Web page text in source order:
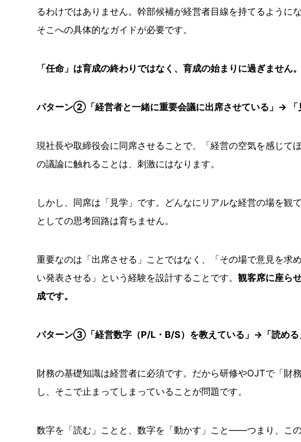
るわけではありません。幹部候補が経営者目線を持てるように
そこへの具体的なガイドが必要です。
「任命」は育成の終わりではなく、育成の始まりに過ぎません。
パターン②「経営者と一緒に重要会議に出席させている」→ 「
現社長や取締役会に同席させることで、「経営の空気を感じて
の議論に触れることは、刺激にはなります。
しかし、同席は「見学」です。どんなにリアルな経営の場を観
としての思考回路は育ちません。
重要なのは「出席させる」ことではなく、「その場で意見を求
い発表させる」という経験を設計することです。 観客席に座ら
成です。
パターン③「経営数字（P/L・B/S）を教えている」→「読める
財務の基礎知識は経営者に必須です。だから研修やOJTで「財
し、そこで止まってしまっていることが問題です。
数字を「読む」ことと、数字を「動かす」こと——つまり、こ